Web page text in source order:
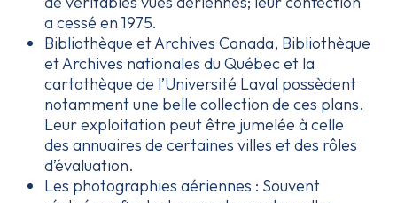
a cessé en 1975.
Bibliothèque et Archives Canada, Bibliothèque
et Archives nationales du Québec et la
cartothèque de l’Université Laval possèdent
notamment une belle collection de ces plans.
Leur exploitation peut être jumelée à celle
des annuaires de certaines villes et des rôles
d’évaluation.
Les photographies aériennes : Souvent